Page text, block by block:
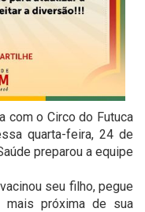
com o Circo do Futuca
quarta-feira, 24 de
preparou a equipe
seu filho, pegue
mais próxima de sua